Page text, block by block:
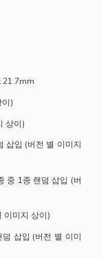
21.7mm
)
상이)
삽입 (버전 별 이미지
중 1종 랜덤 삽입 (버
이미지 상이)
삽입 (버전 별 이미